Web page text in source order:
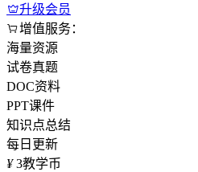
升级会员
增值服务：
海量资源
试卷真题
DOC资料
PPT课件
知识点总结
每日更新
¥ 3教学币